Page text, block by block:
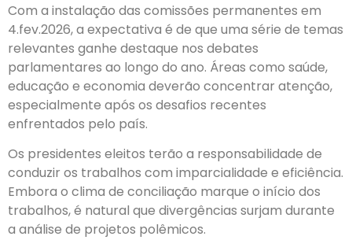
Com a instalação das comissões permanentes em
4.fev.2026, a expectativa é de que uma série de temas
relevantes ganhe destaque nos debates
parlamentares ao longo do ano. Áreas como saúde,
educação e economia deverão concentrar atenção,
especialmente após os desafios recentes
enfrentados pelo país.
Os presidentes eleitos terão a responsabilidade de
conduzir os trabalhos com imparcialidade e eficiência.
Embora o clima de conciliação marque o início dos
trabalhos, é natural que divergências surjam durante
a análise de projetos polêmicos.